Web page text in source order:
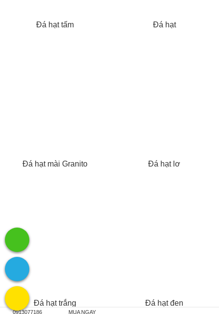
Đá hạt tấm Đá hạt
Đá hạt mài Granito Đá hạt lơ
Đá hạt trắng Đá hạt đen
0913077186 MUA NGAY